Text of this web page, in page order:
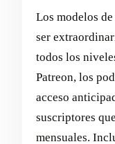
Los modelos
ser
todos los
Patreon, los
acceso
suscriptores
mensuales.